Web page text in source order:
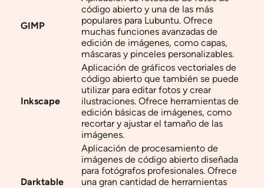
GIMP
código abierto y una de las más
populares para Lubuntu. Ofrece
muchas funciones avanzadas de
edición de imágenes, como capas,
máscaras y pinceles personalizables.
Inkscape
Aplicación de gráficos vectoriales de
código abierto que también se puede
utilizar para editar fotos y crear
ilustraciones. Ofrece herramientas de
edición básicas de imágenes, como
recortar y ajustar el tamaño de las
imágenes.
Darktable
Aplicación de procesamiento de
imágenes de código abierto diseñada
para fotógrafos profesionales. Ofrece
una gran cantidad de herramientas